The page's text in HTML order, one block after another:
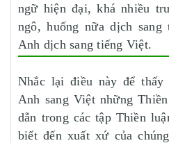
ngữ hiện đại, khá nhiều
ngô, huống nữa dịch
Anh dịch sang tiếng Việt.
Nhắc lại điều này để
Anh sang Việt những
dẫn trong các tập Thiền
biết đến xuất xứ của